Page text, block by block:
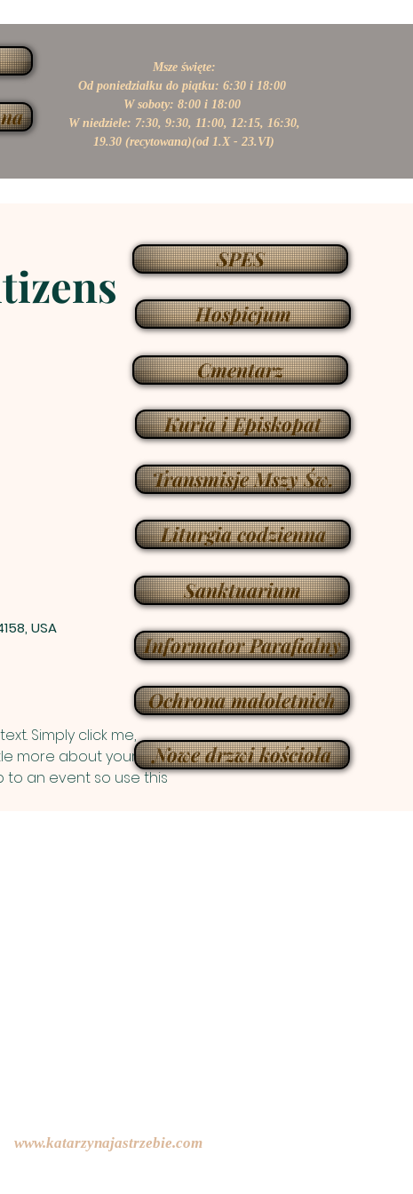
Msze święte:
Od poniedziałku do piątku: 6:30 i 18:00
W soboty: 8:00 i 18:00
W niedziele: 7:30, 9:30, 11:00, 12:15, 16:30,
19.30 (recytowana)(od 1.X - 23.VI)
USA
Simply click me,
more about your
to an event so use this
SPES
Hospicjum
Cmentarz
Kuria i Episkopat
Transmisje Mszy Św.
Liturgia codzienna
Sanktuarium
Informator Parafialny
Ochrona małoletnich
Nowe drzwi kościoła
www.katarzynajastrzebie.com